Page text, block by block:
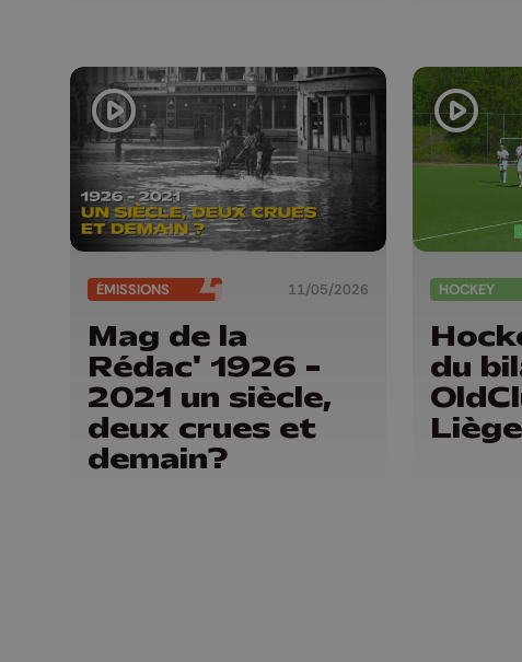
ÉMISSIONS 11/05/2026
Mag de la
Rédac' 1926 -
2021 un siècle,
deux crues et
demain?
HOCKEY
du
Liège